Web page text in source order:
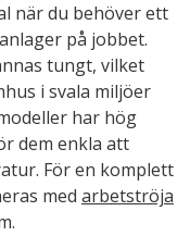
när du behöver ett
på jobbet.
tungt, vilket
i svala miljöer
har hög
dem enkla att
För en komplett
med arbetströja